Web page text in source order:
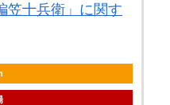
笠十兵衛」に関す